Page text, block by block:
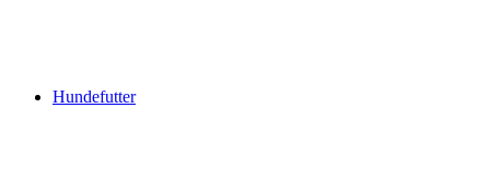
Hundefutter